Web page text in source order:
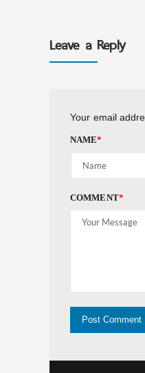
Leave a Reply
Your email
NAME*
COMMENT*